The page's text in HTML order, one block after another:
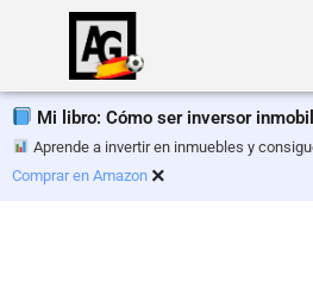
al
contenido
Mi libro: Cómo ser inversor
Aprende a invertir en inmuebles y
Comprar en Amazon ×